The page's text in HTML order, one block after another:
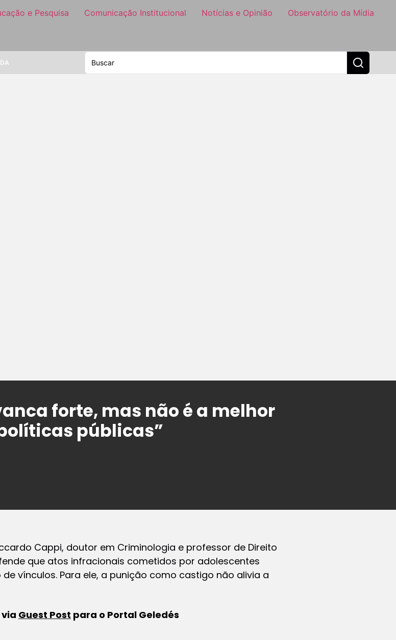
e Pesquisa Comunicação Institucional Notícias e Opinião Observatório da Mídia
forte, mas não é a melhor
públicas”
Cappi, doutor em Criminologia e professor de Direito
que atos infracionais cometidos por adolescentes
vínculos. Para ele, a punição como castigo não alivia a
via Guest Post para o Portal Geledés